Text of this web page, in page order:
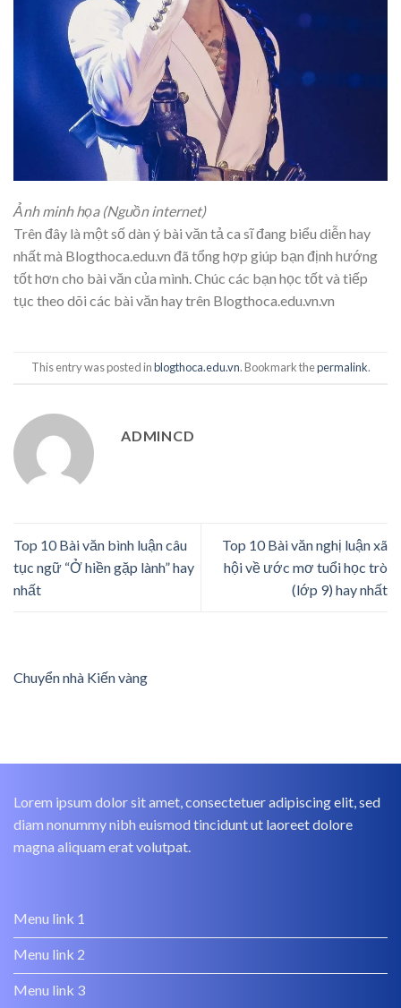
Ảnh minh họa (Nguồn internet)
Trên đây là một số dàn ý bài văn tả ca sĩ đang biểu diễn hay
nhất mà Blogthoca.edu.vn đã tổng hợp giúp bạn định hướng
tốt hơn cho bài văn của mình. Chúc các bạn học tốt và tiếp
tục theo dõi các bài văn hay trên Blogthoca.edu.vn.vn
This entry was posted inblogthoca.edu.vn. Bookmark thepermalink.
ADMINCD
Top 10 Bài văn bình luận câu
tục ngữ “Ở hiền gặp lành” hay
nhất
Top 10 Bài văn nghị luận xã
hội về ước mơ tuổi học trò
(lớp 9) hay nhất
Chuyển nhà Kiến vàng
Lorem ipsum dolor sit amet, consectetuer adipiscing elit, sed
diam nonummy nibh euismod tincidunt ut laoreet dolore
magna aliquam erat volutpat.
Menu link 1
Menu link 2
Menu link 3